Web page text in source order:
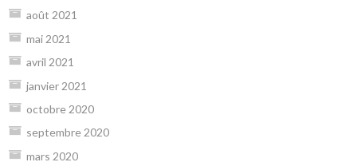
août 2021
mai 2021
avril 2021
janvier 2021
octobre 2020
septembre 2020
mars 2020